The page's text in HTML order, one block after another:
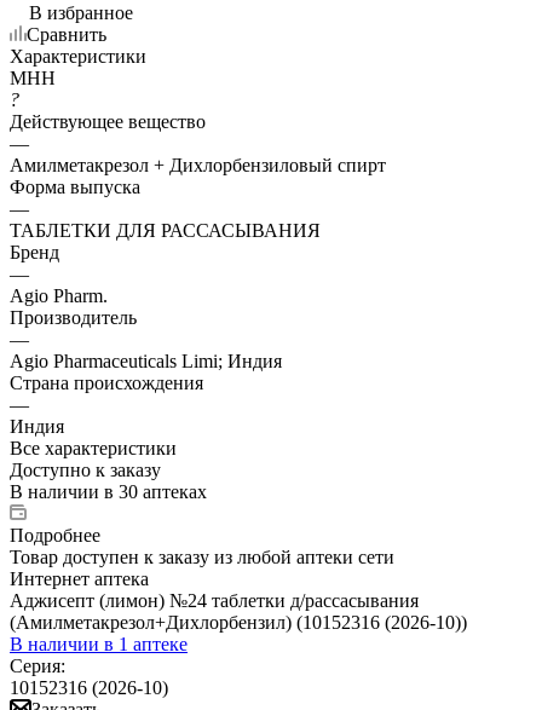
В избранное
Сравнить
Характеристики
МНН
?
Действующее вещество
—
Амилметакрезол + Дихлорбензиловый спирт
Форма выпуска
—
ТАБЛЕТКИ ДЛЯ РАССАСЫВАНИЯ
Бренд
—
Agio Pharm.
Производитель
—
Agio Pharmaceuticals Limi; Индия
Страна происхождения
—
Индия
Все характеристики
Доступно к заказу
В наличии в 30 аптеках
Подробнее
Товар доступен к заказу из любой аптеки сети
Интернет аптека
Аджисепт (лимон) №24 таблетки д/рассасывания
(Амилметакрезол+Дихлорбензил) (10152316 (2026-10))
В наличии в 1 аптеке
Серия:
10152316 (2026-10)